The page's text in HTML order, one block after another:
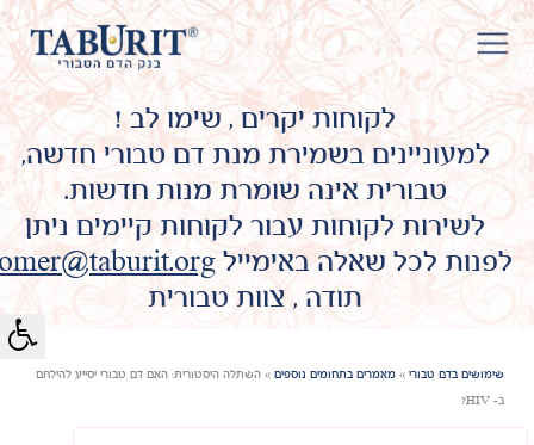
לקוחות יקרים , שימו לב !
למעוניינים בשמירת מנת דם טבורי חדשה,
טבורית אינה שומרת מנות חדשות.
לשירות לקוחות עבור לקוחות קיימים ניתן
לפנות לכל שאלה באימייל
תודה , צוות טבורית
שימושים בדם טבורי » מאמרים בתחומים נוספים » השתלה היסטורית: האם דם טבורי יסייע להילחם
ב- HIV?